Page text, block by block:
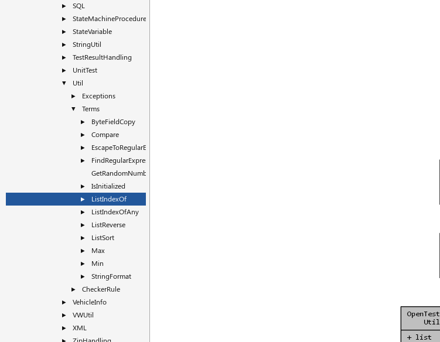
► SQL
► StateMachineProcedure
► StateVariable
► StringUtil
► TestResultHandling
► UnitTest
▼ Util
► Exceptions
▼ Terms
► ByteFieldCopy
► Compare
► EscapeToRegularExpression
►
FindRegularExpressionGroup
GetRandomNumber
► IsInitialized
► ListIndexOf
► ListIndexOfAny
► ListReverse
► ListSort
► Max
► Min
► StringFormat
► CheckerRule
► VehicleInfo
► VWUtil
► XML